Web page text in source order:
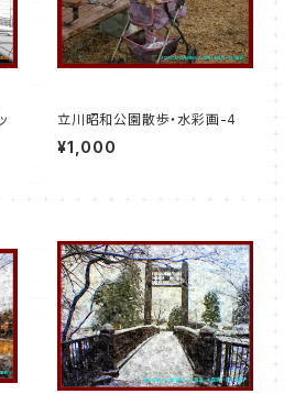
立川昭和公園散歩・水彩画-4
¥1,000